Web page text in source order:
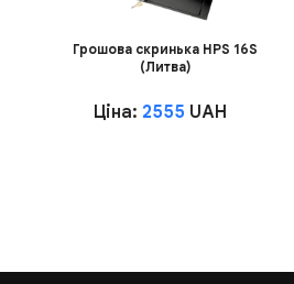
Грошова скринька HPS 16S
(Литва)
Ціна: 2555 UAH